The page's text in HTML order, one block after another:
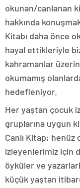
okunan/canlanan
hakkında
Kitabı daha önce
hayal ettikleriyle
kahramanlar
okumamış
hedefleniyor.
Her yaştan çocuk
gruplarına uygun
Canlı Kitap; henüz
izleyenlerimiz için
öyküler ve
küçük yaştan